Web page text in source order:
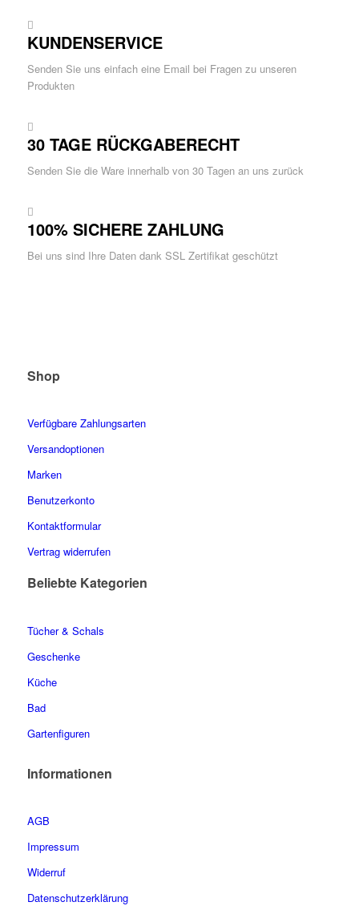
KUNDENSERVICE
Senden Sie uns einfach eine Email bei Fragen zu unseren
Produkten
30 TAGE RÜCKGABERECHT
Senden Sie die Ware innerhalb von 30 Tagen an uns zurück
100% SICHERE ZAHLUNG
Bei uns sind Ihre Daten dank SSL Zertifikat geschützt
Shop
Verfügbare Zahlungsarten
Versandoptionen
Marken
Benutzerkonto
Kontaktformular
Vertrag widerrufen
Beliebte Kategorien
Tücher & Schals
Geschenke
Küche
Bad
Gartenfiguren
Informationen
AGB
Impressum
Widerruf
Datenschutzerklärung